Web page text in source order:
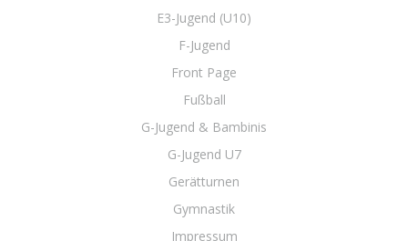
E3-Jugend (U10)
F-Jugend
Front Page
Fußball
G-Jugend & Bambinis
G-Jugend U7
Gerätturnen
Gymnastik
Impressum